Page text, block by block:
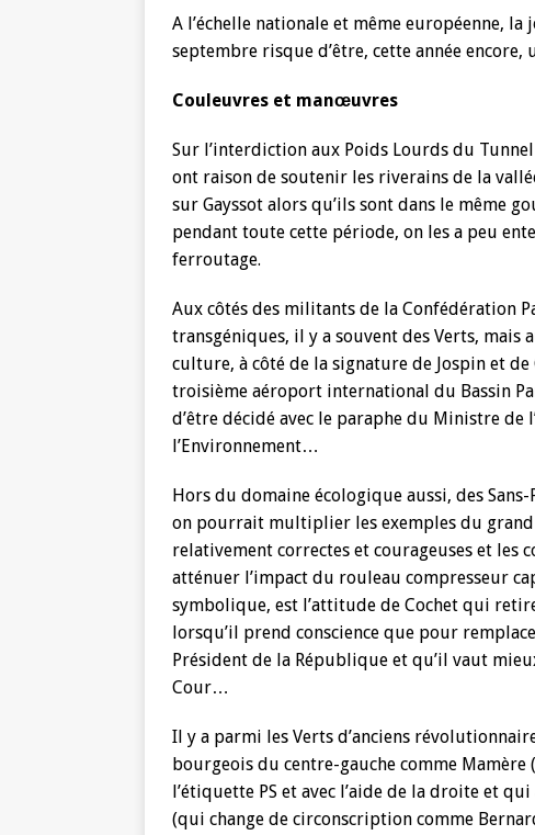
A l’échelle nationale et même européenne,
septembre risque d’être, cette année encore,
Couleuvres et manœuvres
Sur l’interdiction aux Poids Lourds du
ont raison de soutenir les riverains de la
sur Gayssot alors qu’ils sont dans le même
pendant toute cette période, on les a peu
ferroutage.
Aux côtés des militants de la Confédération
transgéniques, il y a souvent des Verts,
culture, à côté de la signature de Jospin et
troisième aéroport international du Bassin
d’être décidé avec le paraphe du Ministre
l’Environnement…
Hors du domaine écologique aussi, des
on pourrait multiplier les exemples du
relativement correctes et courageuses et les
atténuer l’impact du rouleau compresseur
symbolique, est l’attitude de Cochet qui
lorsqu’il prend conscience que pour
Président de la République et qu’il vaut
Cour…
Il y a parmi les Verts d’anciens
bourgeois du centre-gauche comme
l’étiquette PS et avec l’aide de la droite et
(qui change de circonscription comme